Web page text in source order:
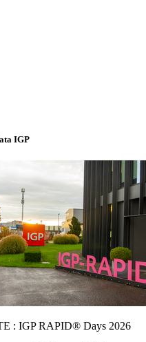
IGP
: IGP RAPID® Days 2026